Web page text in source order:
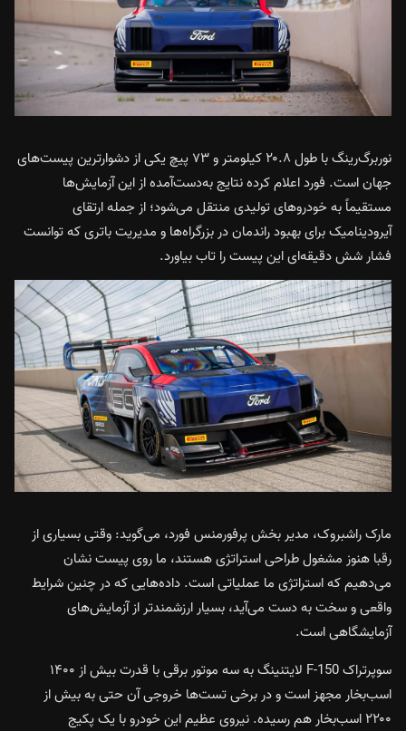
نوربرگ‌رینگ با طول ۲۰.۸ کیلومتر و ۷۳ پیچ یکی از دشوارترین پیست‌های
جهان است. فورد اعلام کرده نتایج به‌دست‌آمده از این آزمایش‌ها
مستقیماً به خودروهای تولیدی منتقل می‌شود؛ از جمله ارتقای
آیرودینامیک برای بهبود راندمان در بزرگراه‌ها و مدیریت باتری که توانست
فشار شش دقیقه‌ای این پیست را تاب بیاورد.
مارک راشبروک، مدیر بخش پرفورمنس فورد، می‌گوید: وقتی بسیاری از
رقبا هنوز مشغول طراحی استراتژی هستند، ما روی پیست نشان
می‌دهیم که استراتژی ما عملیاتی است. داده‌هایی که در چنین شرایط
واقعی و سخت به دست می‌آید، بسیار ارزشمندتر از آزمایش‌های
آزمایشگاهی است.
سوپرتراک F-150 لایتنینگ به سه موتور برقی با قدرت بیش از ۱۴۰۰
اسب‌بخار مجهز است و در برخی تست‌ها خروجی آن حتی به بیش از
۲۲۰۰ اسب‌بخار هم رسیده. نیروی عظیم این خودرو با یک پکیج